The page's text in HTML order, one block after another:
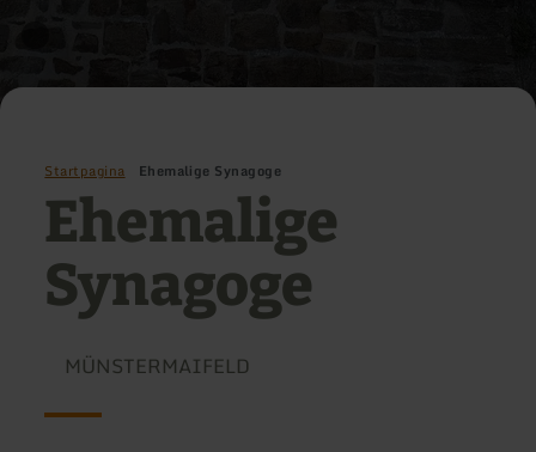
Startpagina Ehemalige Synagoge
Ehemalige
Synagoge
MÜNSTERMAIFELD